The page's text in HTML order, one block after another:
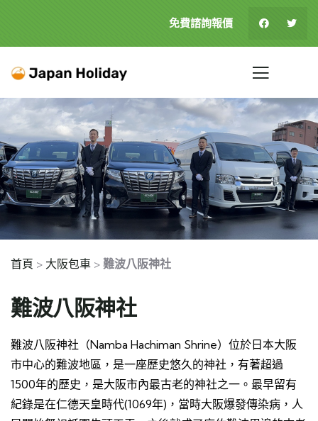
免費諮詢報價
首頁 > 大阪包車 > 難波八阪神社
難波八阪神社
難波八阪神社（Namba Hachiman Shrine）位於日本大阪
市中心的難波地區，是一座歷史悠久的神社，有著超過
1500年的歷史，是大阪市內最古老的神社之一。最早留有
紀錄是在仁德天皇時代(1069年)，當時大阪爆發傳染病，人